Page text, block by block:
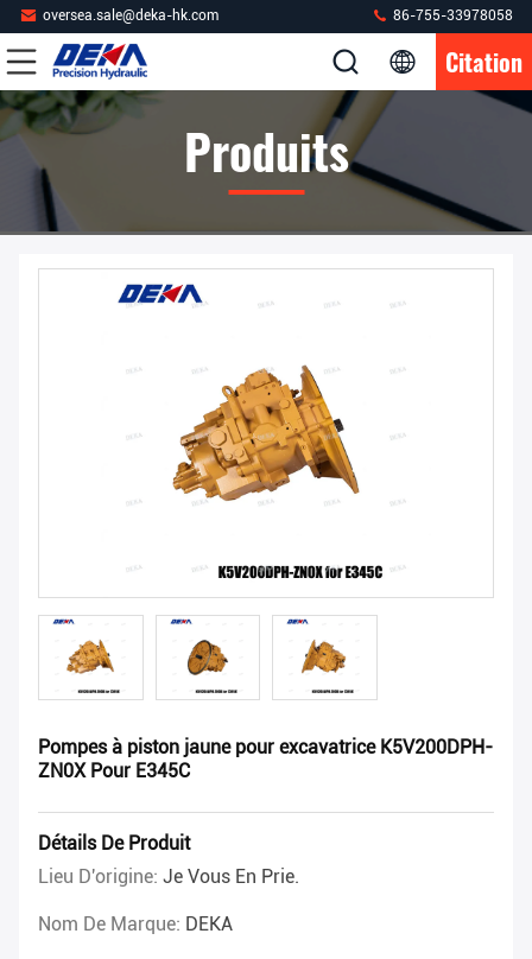
oversea.sale@deka-hk.com 86-755-33978058
Citation
Produits
Pompes à piston jaune pour excavatrice K5V200DPH-
ZN0X Pour E345C
Détails De Produit
Lieu D'origine: Je Vous En Prie.
Nom De Marque: DEKA